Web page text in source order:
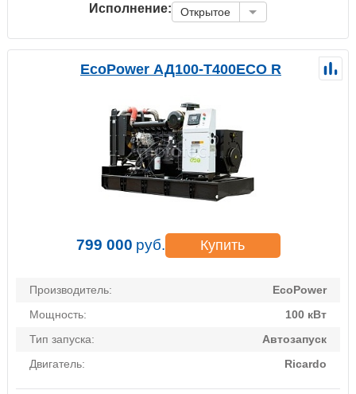
Исполнение: Открытое
EcoPower АД100-T400ECO R
799 000 руб. Купить
Производитель:
EcoPower
Мощность:
100 кВт
Тип запуска:
Автозапуск
Двигатель:
Ricardo